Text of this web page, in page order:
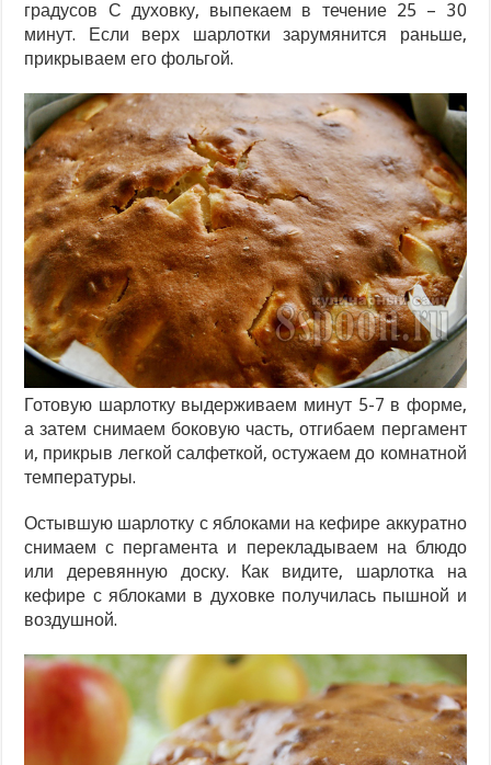
градусов С духовку, выпекаем в течение 25 – 30
минут. Если верх шарлотки зарумянится раньше,
прикрываем его фольгой.
Готовую шарлотку выдерживаем минут 5-7 в форме,
а затем снимаем боковую часть, отгибаем пергамент
и, прикрыв легкой салфеткой, остужаем до комнатной
температуры.
Остывшую шарлотку с яблоками на кефире аккуратно
снимаем с пергамента и перекладываем на блюдо
или деревянную доску. Как видите, шарлотка на
кефире с яблоками в духовке получилась пышной и
воздушной.